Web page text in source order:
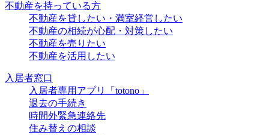
不動産を持っている方
不動産を貸したい・満室経営したい
不動産の相続が心配・対策したい
不動産を売りたい
不動産を活用したい
入居者窓口
入居者専用アプリ「totono」
退去の手続き
時間外緊急連絡先
住み替えの相談